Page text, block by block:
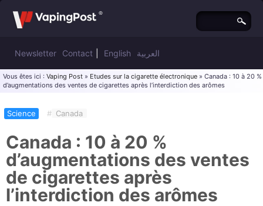
Newsletter Contact English العربية
Vous êtes ici : Vaping Post » Etudes sur la cigarette électronique » Canada : 10 à 20 %
d’augmentations des ventes de cigarettes après l’interdiction des arômes
Science # Canada
Canada : 10 à 20 %
d’augmentations des ventes
de cigarettes après
l’interdiction des arômes